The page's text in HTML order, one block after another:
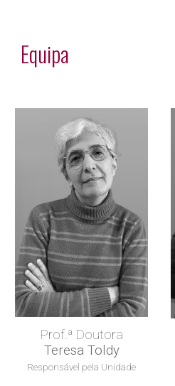
Equipa
Prof.ª Doutora
Teresa Toldy
Responsável pela Unidade